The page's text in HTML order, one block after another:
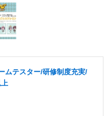
ムテスター/研修制度充実/